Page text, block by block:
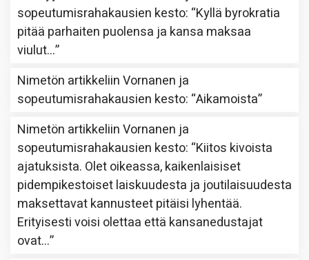
sopeutumisrahakausien kesto: “Kyllä byrokratia
pitää parhaiten puolensa ja kansa maksaa
viulut…”
Nimetön artikkeliinVornanen ja
sopeutumisrahakausien kesto: “Aikamoista”
Nimetön artikkeliinVornanen ja
sopeutumisrahakausien kesto: “Kiitos kivoista
ajatuksista. Olet oikeassa, kaikenlaisiset
pidempikestoiset laiskuudesta ja joutilaisuudesta
maksettavat kannusteet pitäisi lyhentää.
Erityisesti voisi olettaa että kansanedustajat
ovat…”